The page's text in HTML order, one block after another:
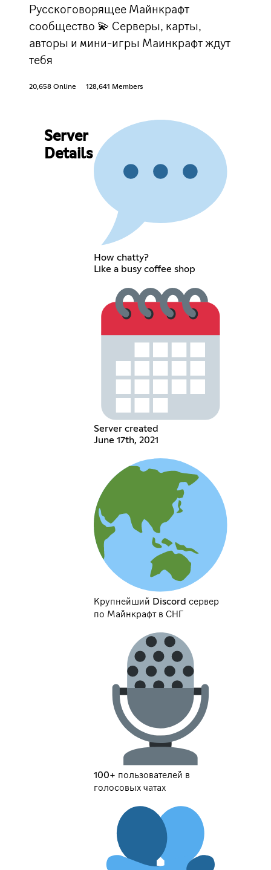
Русскоговорящее Майнкрафт
сообщество 💫 Серверы, карты,
авторы и мини-игры Маинкрафт ждут
тебя
20,658 Online 128,641 Members
Server
Details
How chatty?
Like a busy coffee shop
Server created
June 17th, 2021
Крупнейший Discord сервер
по Майнкрафт в СНГ
100+ пользователей в
голосовых чатах